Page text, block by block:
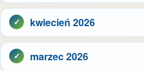
kwiecień 2026
marzec 2026